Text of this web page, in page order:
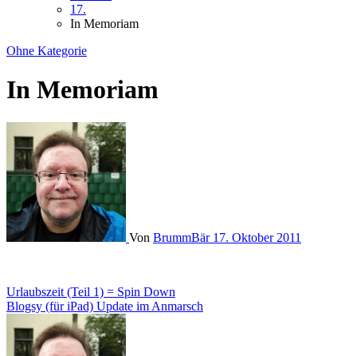
17.
In Memoriam
Ohne Kategorie
In Memoriam
Von BrummBär 17. Oktober 2011
Beitragsnavigation
Urlaubszeit (Teil 1) = Spin Down
Blogsy (für iPad) Update im Anmarsch